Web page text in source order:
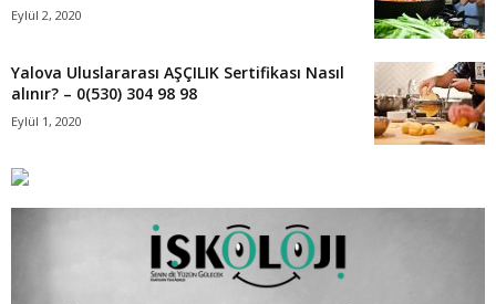
Eylül 2, 2020
Yalova Uluslararası AŞÇILIK Sertifikası Nasıl
alınır? – 0(530) 304 98 98
Eylül 1, 2020